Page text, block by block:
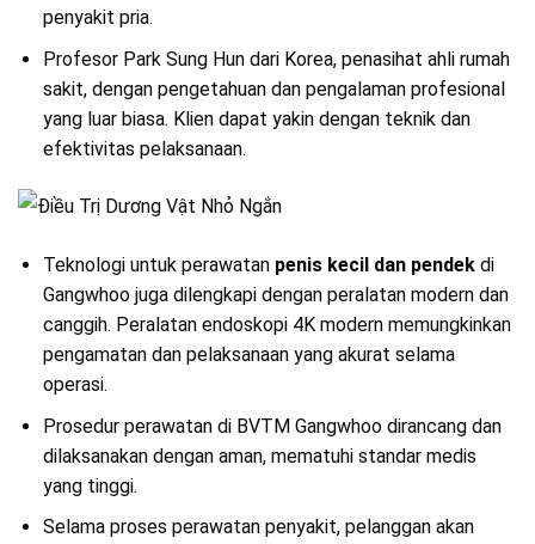
penyakit pria.
Profesor Park Sung Hun dari Korea, penasihat ahli rumah
sakit, dengan pengetahuan dan pengalaman profesional
yang luar biasa. Klien dapat yakin dengan teknik dan
efektivitas pelaksanaan.
Teknologi untuk perawatan penis kecil dan pendekdi
Gangwhoo juga dilengkapi dengan peralatan modern dan
canggih. Peralatan endoskopi 4K modern memungkinkan
pengamatan dan pelaksanaan yang akurat selama
operasi.
Prosedur perawatan di BVTM Gangwhoo dirancang dan
dilaksanakan dengan aman, mematuhi standar medis
yang tinggi.
Selama proses perawatan penyakit, pelanggan akan